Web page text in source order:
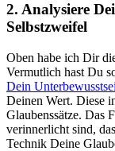
2. Analysiere
Selbstzweifel
Oben habe ich Dir
Vermutlich hast Du
Dein
Deinen Wert. Diese
Glaubenssätze. Das
verinnerlicht sind,
Technik Deine